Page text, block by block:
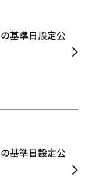
基準日設定公
基準日設定公